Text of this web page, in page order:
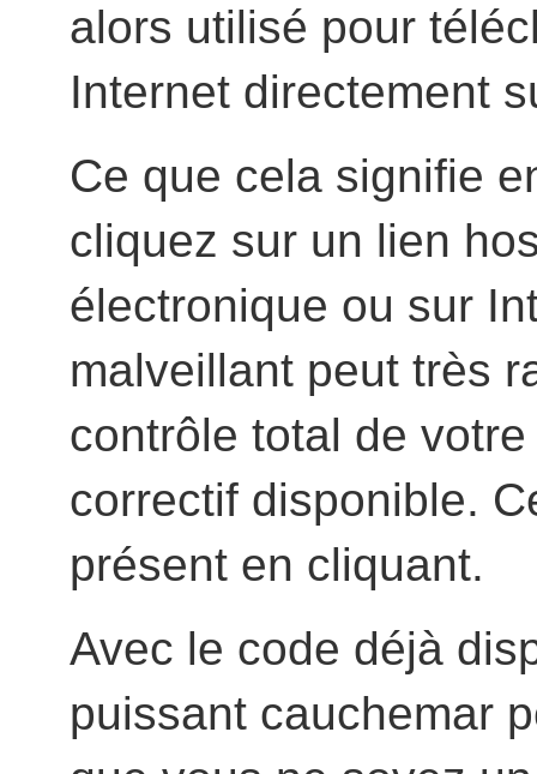
alors utilisé pour
Internet directement
Ce que cela signifie
cliquez sur un lien
électronique ou sur
malveillant peut très
contrôle total de
correctif disponible.
présent en cliquant.
Avec le code déjà
puissant cauchemar